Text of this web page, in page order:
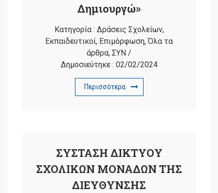
Δημιουργώ»
Κατηγορία : Δράσεις Σχολείων,
Εκπαιδευτικοί, Επιμόρφωση,Όλα τα
άρθρα, ΣΥΝ /
Δημοσιεύτηκε : 02/02/2024
Περισσότερα
ΣΥΣΤΑΣΗ ΔΙΚΤΥΟΥ
ΣΧΟΛΙΚΩΝ ΜΟΝΑΔΩΝ ΤΗΣ
ΔΙΕΥΘΥΝΣΗΣ